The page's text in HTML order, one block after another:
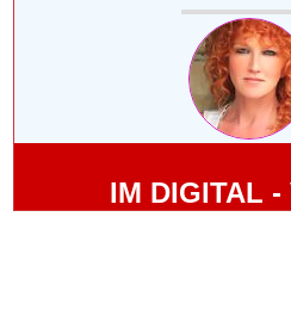
IM DIGITAL